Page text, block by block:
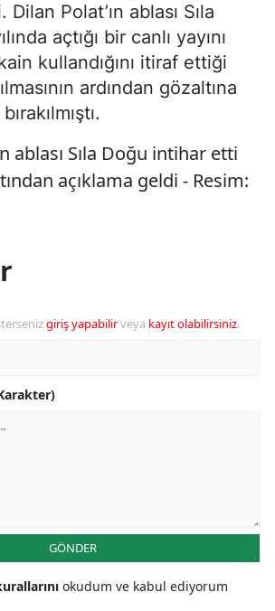
Polat’ın ablası Sıla
açtığı bir canlı yayını
kullandığını itiraf ettiği
ardından gözaltına
giriş yapabilirveya kayıt olabilirsiniz.
GÖNDER
okudum ve kabul ediyorum